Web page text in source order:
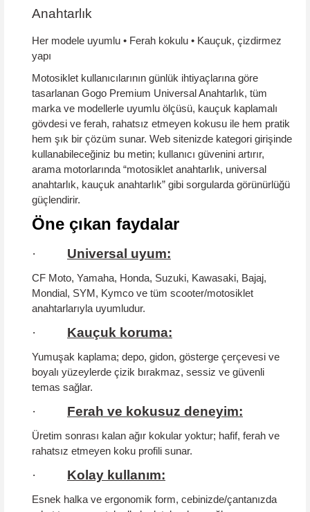
Anahtarlık
Her modele uyumlu • Ferah kokulu • Kauçuk, çizdirmez
yapı
Motosiklet kullanıcılarının günlük ihtiyaçlarına göre
tasarlanan Gogo Premium Universal Anahtarlık, tüm
marka ve modellerle uyumlu ölçüsü, kauçuk kaplamalı
gövdesi ve ferah, rahatsız etmeyen kokusu ile hem pratik
hem şık bir çözüm sunar. Web sitenizde kategori girişinde
kullanabileceğiniz bu metin; kullanıcı güvenini artırır,
arama motorlarında “motosiklet anahtarlık, universal
anahtarlık, kauçuk anahtarlık” gibi sorgularda görünürlüğü
güçlendirir.
Öne çıkan faydalar
· Universal uyum:
CF Moto, Yamaha, Honda, Suzuki, Kawasaki, Bajaj,
Mondial, SYM, Kymco ve tüm scooter/motosiklet
anahtarlarıyla uyumludur.
· Kauçuk koruma:
Yumuşak kaplama; depo, gidon, gösterge çerçevesi ve
boyalı yüzeylerde çizik bırakmaz, sessiz ve güvenli
temas sağlar.
· Ferah ve kokusuz deneyim:
Üretim sonrası kalan ağır kokular yoktur; hafif, ferah ve
rahatsız etmeyen koku profili sunar.
· Kolay kullanım:
Esnek halka ve ergonomik form, cebinizde/çantanızda